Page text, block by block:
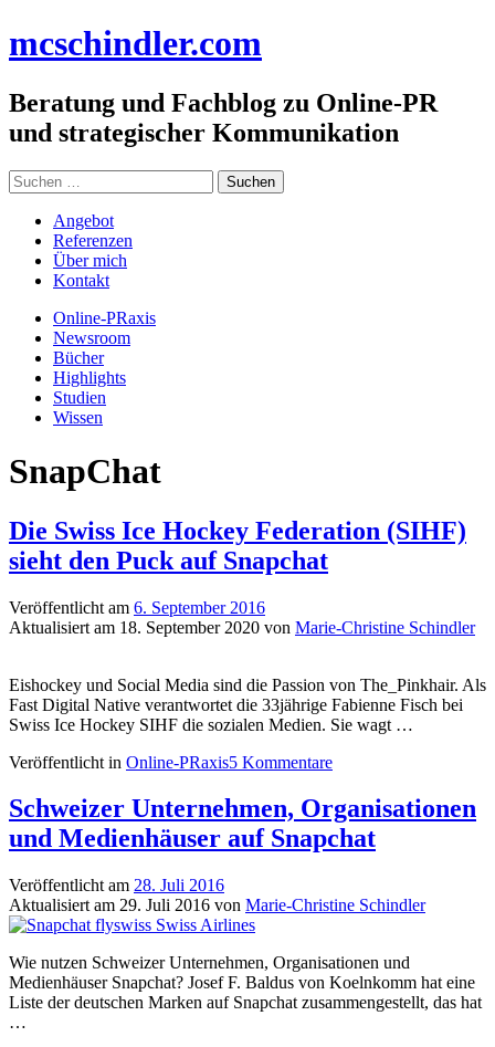
Inhalt
mcschindler.com
Beratung und Fachblog zu Online-PR
und strategischer Kommunikation
Suchen
nach:
Angebot
Referenzen
Über mich
Kontakt
Online-PRaxis
Newsroom
Bücher
Highlights
Studien
Wissen
SnapChat
Die Swiss Ice Hockey Federation (SIHF)
sieht den Puck auf Snapchat
Veröffentlicht am 6. September 2016
Aktualisiert am 18. September 2020 von Marie-Christine Schindler
Eishockey und Social Media sind die Passion von The_Pinkhair. Als
Fast Digital Native verantwortet die 33jährige Fabienne Fisch bei
Swiss Ice Hockey SIHF die sozialen Medien. Sie wagt …
Veröffentlicht in Online-PRaxis5 Kommentare
Schweizer Unternehmen, Organisationen
und Medienhäuser auf Snapchat
Veröffentlicht am 28. Juli 2016
Aktualisiert am 29. Juli 2016 von Marie-Christine Schindler
Wie nutzen Schweizer Unternehmen, Organisationen und
Medienhäuser Snapchat? Josef F. Baldus von Koelnkomm hat eine
Liste der deutschen Marken auf Snapchat zusammengestellt, das hat
…